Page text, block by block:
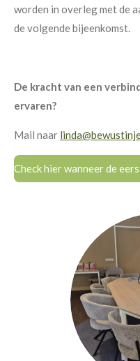
worden in overleg met de
de volgende bijeenkomst.
De kracht van een
ervaren?
Mail naar
Check hier wanneer de